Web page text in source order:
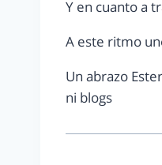
Y en cuanto a
A este ritmo
Un abrazo
ni blogs